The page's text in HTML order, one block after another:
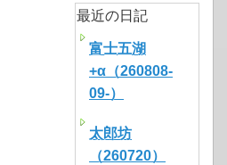
最近の日記
富士五湖
+α（260808-
09-）
太郎坊
（260720）